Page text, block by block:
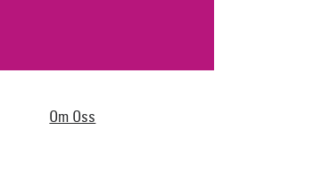
Om Oss